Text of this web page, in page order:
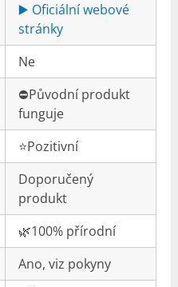
▶️ Oficiální webové
stránky
Ne
⛔️Původní produkt
funguje
⭐️Pozitivní
Doporučený
produkt
🌿100% přírodní
Ano, viz pokyny